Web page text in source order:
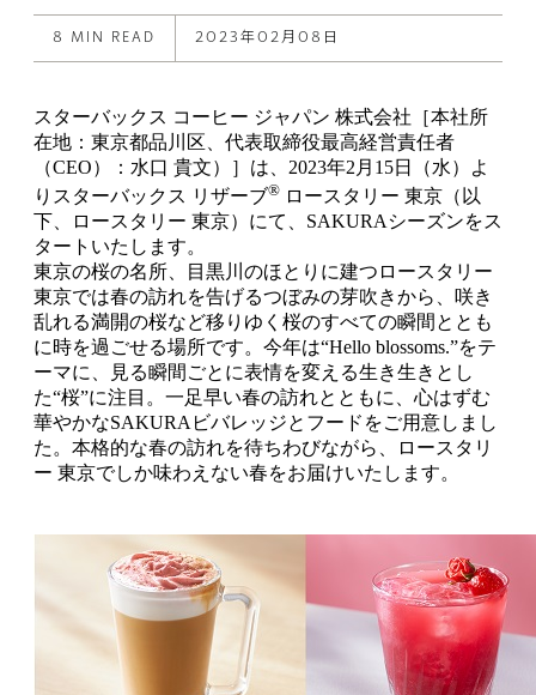
X
Facebook
8 MIN READ 2023年02月08日
スターバックス コーヒー ジャパン 株式会社［本社所
在地：東京都品川区、代表取締役最高経営責任者
（CEO）：水口 貴文）］は、2023年2月15日（水）よ
りスターバックス リザーブ® ロースタリー 東京（以
下、ロースタリー 東京）にて、SAKURAシーズンをス
タートいたします。
東京の桜の名所、目黒川のほとりに建つロースタリー
東京では春の訪れを告げるつぼみの芽吹きから、咲き
乱れる満開の桜など移りゆく桜のすべての瞬間ととも
に時を過ごせる場所です。今年は“Hello blossoms.”をテ
ーマに、見る瞬間ごとに表情を変える生き生きとし
た“桜”に注目。一足早い春の訪れとともに、心はずむ
華やかなSAKURAビバレッジとフードをご用意しまし
た。本格的な春の訪れを待ちわびながら、ロースタリ
ー 東京でしか味わえない春をお届けいたします。